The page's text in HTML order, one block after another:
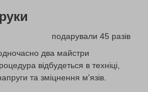
подарували 45 разів
два майстри
відбудеться в техніці,
та зміцнення м'язів.